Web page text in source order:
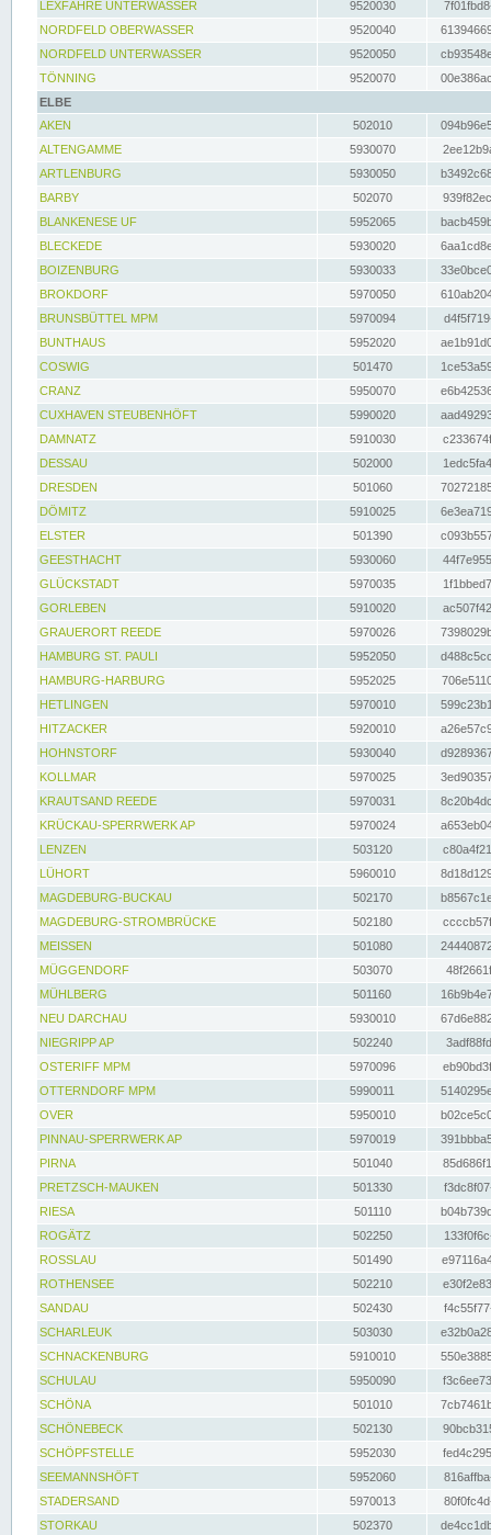
LEXFÄHRE UNTERWASSER
9520030
NORDFELD OBERWASSER
9520040
NORDFELD UNTERWASSER
9520050
TÖNNING
9520070
ELBE
AKEN
502010
ALTENGAMME
5930070
ARTLENBURG
5930050
BARBY
502070
BLANKENESE UF
5952065
BLECKEDE
5930020
BOIZENBURG
5930033
BROKDORF
5970050
BRUNSBÜTTEL MPM
5970094
BUNTHAUS
5952020
COSWIG
501470
CRANZ
5950070
CUXHAVEN STEUBENHÖFT
5990020
DAMNATZ
5910030
DESSAU
502000
DRESDEN
501060
DÖMITZ
5910025
ELSTER
501390
GEESTHACHT
5930060
GLÜCKSTADT
5970035
GORLEBEN
5910020
GRAUERORT REEDE
5970026
HAMBURG ST. PAULI
5952050
HAMBURG-HARBURG
5952025
HETLINGEN
5970010
HITZACKER
5920010
HOHNSTORF
5930040
KOLLMAR
5970025
KRAUTSAND REEDE
5970031
KRÜCKAU-SPERRWERK AP
5970024
LENZEN
503120
LÜHORT
5960010
MAGDEBURG-BUCKAU
502170
MAGDEBURG-STROMBRÜCKE
502180
MEISSEN
501080
MÜGGENDORF
503070
MÜHLBERG
501160
NEU DARCHAU
5930010
NIEGRIPP AP
502240
OSTERIFF MPM
5970096
OTTERNDORF MPM
5990011
OVER
5950010
PINNAU-SPERRWERK AP
5970019
PIRNA
501040
PRETZSCH-MAUKEN
501330
RIESA
501110
ROGÄTZ
502250
ROSSLAU
501490
ROTHENSEE
502210
SANDAU
502430
SCHARLEUK
503030
SCHNACKENBURG
5910010
SCHULAU
5950090
SCHÖNA
501010
SCHÖNEBECK
502130
SCHÖPFSTELLE
5952030
SEEMANNSHÖFT
5952060
STADERSAND
5970013
STORKAU
502370